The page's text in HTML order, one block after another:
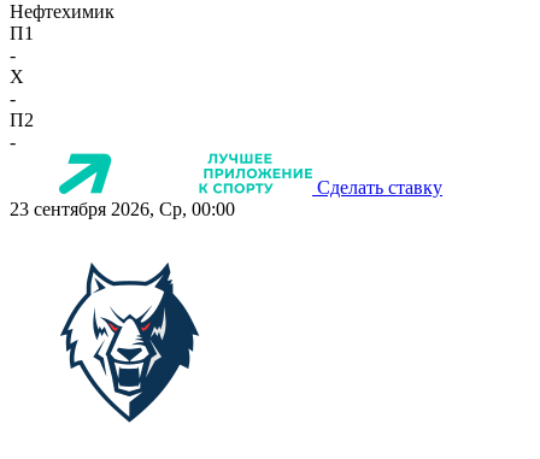
Нефтехимик
П1
-
X
-
П2
-
Сделать ставку
23 сентября 2026, Ср, 00:00